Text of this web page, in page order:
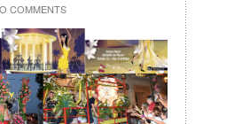
COMMENTS